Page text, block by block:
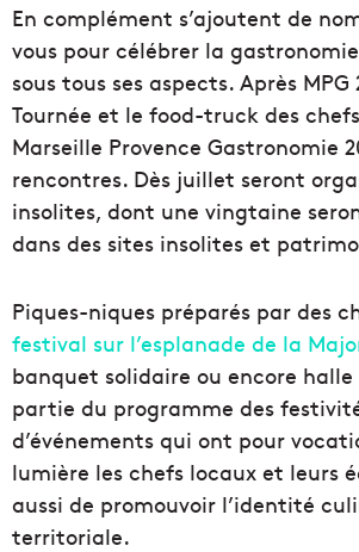
En complément s’ajoutent de
vous pour célébrer la
sous tous ses aspects. Après MPG
Tournée et le food-truck des
Marseille Provence Gastronomie
rencontres. Dès juillet seront
insolites, dont une vingtaine
dans des sites insolites et
Piques-niques préparés par des
festival sur l’esplanade de la
banquet solidaire ou encore
partie du programme des
d’événements qui ont pour
lumière les chefs locaux et leurs
aussi de promouvoir l’identité
territoriale.